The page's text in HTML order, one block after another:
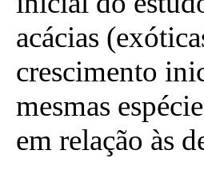
acácias
crescimento
mesmas
em relação às